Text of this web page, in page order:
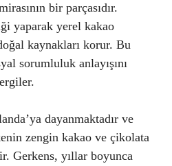
bir parçasıdır.
yaparak yerel kakao
kaynakları korur. Bu
sorumluluk anlayışını
dayanmaktadır ve
zengin kakao ve çikolata
Gerkens, yıllar boyunca